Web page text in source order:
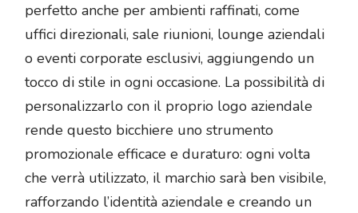
perfetto anche per ambienti raffinati, come
uffici direzionali, sale riunioni, lounge aziendali
o eventi corporate esclusivi, aggiungendo un
tocco di stile in ogni occasione. La possibilità di
personalizzarlo con il proprio logo aziendale
rende questo bicchiere uno strumento
promozionale efficace e duraturo: ogni volta
che verrà utilizzato, il marchio sarà ben visibile,
rafforzando l’identità aziendale e creando un